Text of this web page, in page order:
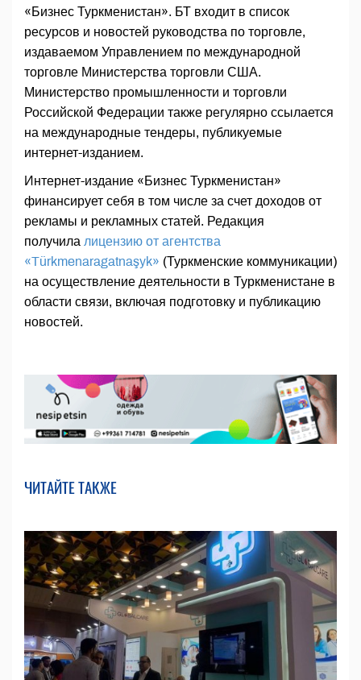
«Бизнес Туркменистан». БТ входит в список
ресурсов и новостей руководства по торговле,
издаваемом Управлением по международной
торговле Министерства торговли США.
Министерство промышленности и торговли
Российской Федерации также регулярно ссылается
на международные тендеры, публикуемые
интернет-изданием.
Интернет-издание «Бизнес Туркменистан»
финансирует себя в том числе за счет доходов от
рекламы и рекламных статей. Редакция
получила лицензию от агентства
«Türkmenaragatnaşyk» (Туркменские коммуникации)
на осуществление деятельности в Туркменистане в
области связи, включая подготовку и публикацию
новостей.
ЧИТАЙТЕ ТАКЖЕ